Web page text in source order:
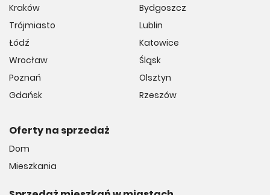
Kraków
Trójmiasto
Łódź
Wrocław
Poznań
Gdańsk
Bydgoszcz
Lublin
Katowice
Śląsk
Olsztyn
Rzeszów
Oferty na sprzedaż
Dom
Mieszkania